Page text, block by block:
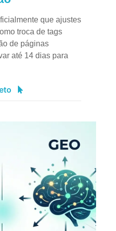
que ajustes
troca de tags
de páginas
até 14 dias para